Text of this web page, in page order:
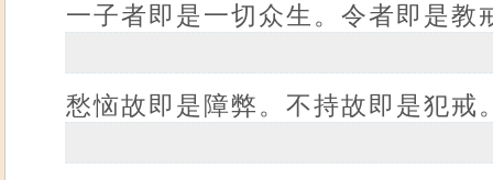
一子者即是一切众生。令者即是
愁恼故即是障弊。不持故即是犯